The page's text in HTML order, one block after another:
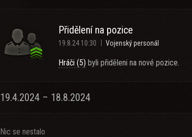
Přidělení na pozice
19.8.24 10:30 Vojenský personál
Hráči (5) byli přiděleni na nové pozice.
19.4.2024 – 18.8.2024
Nic se nestalo